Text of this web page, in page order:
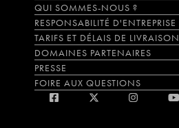
QUI SOMMES-NOUS ?
RESPONSABILITÉ D'ENTREPRISE
TARIFS ET DÉLAIS DE LIVRAISON
DOMAINES PARTENAIRES
PRESSE
FOIRE AUX QUESTIONS